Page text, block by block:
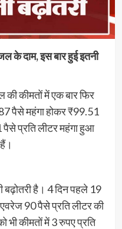
के दाम, इस बार हुई इतनी
कीमतों में एक बार फिर
पैसे महंगा होकर ₹99.51
प्रति लीटर महंगा हुआ
बढ़ोतरी है। 4 दिन पहले 19
90 पैसे प्रति लीटर की
भी कीमतों में 3 रुपए प्रति